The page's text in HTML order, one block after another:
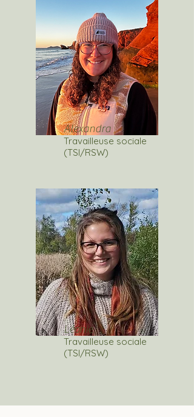
Alexandra
Travailleuse sociale
(TSI/RSW)
Léonie
Travailleuse sociale
(TSI/RSW)